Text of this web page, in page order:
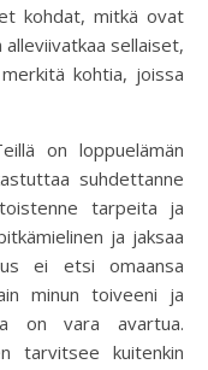
kohdat, mitkä ovat
sellaiset,
kohtia, joissa
on loppuelämän
suhdettanne
tarpeita ja
ja jaksaa
ei etsi omaansa
minun toiveeni ja
on vara avartua.
tarvitsee kuitenkin